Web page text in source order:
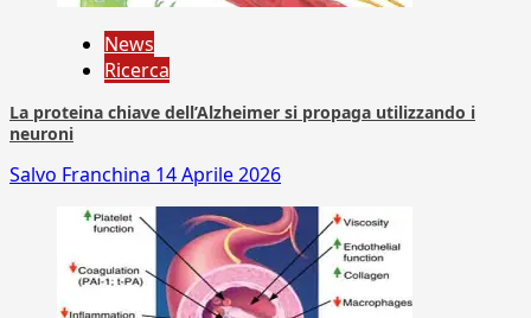
News
Ricerca
La proteina chiave dell’Alzheimer si propaga utilizzando i
neuroni
Salvo Franchina 14 Aprile 2026